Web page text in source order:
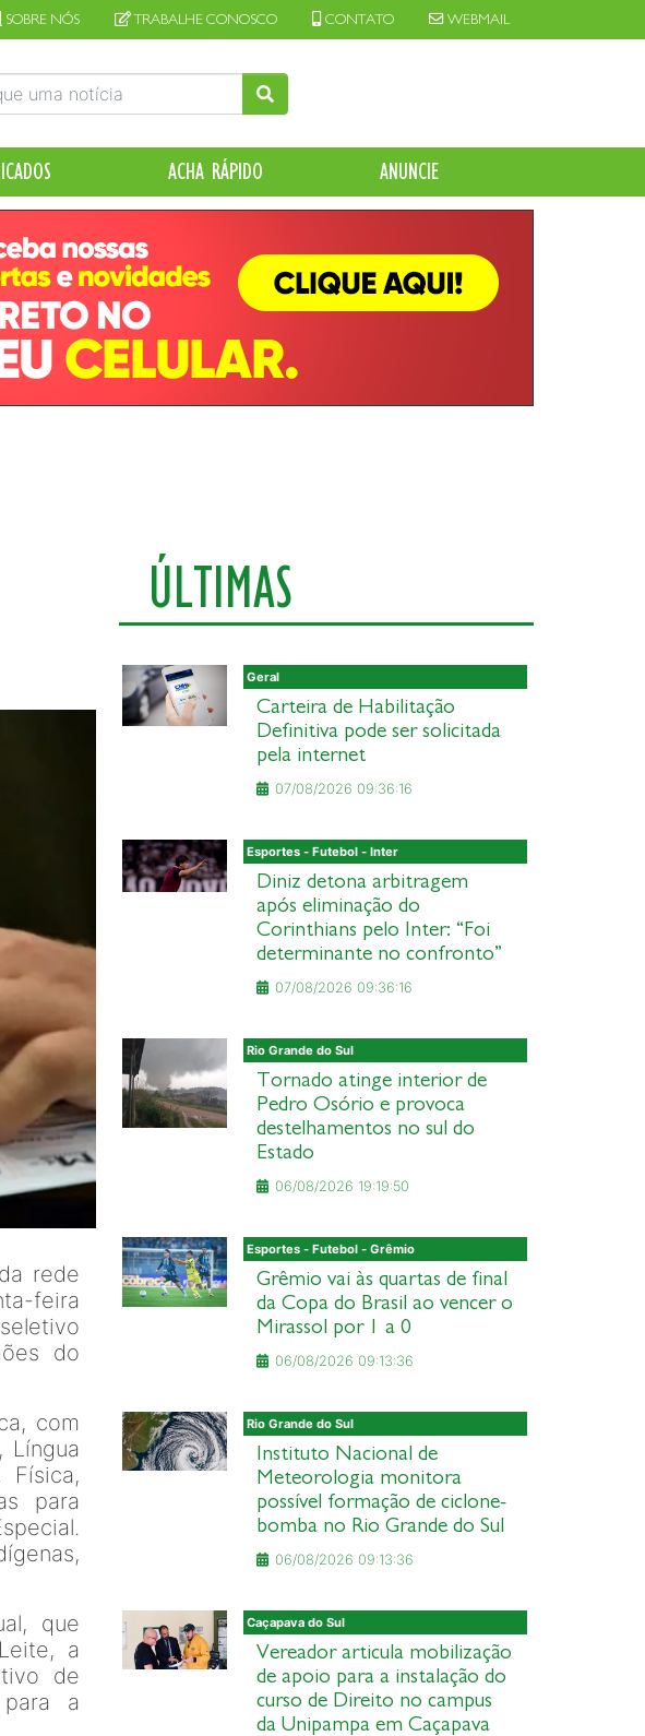
SOBRE NÓS TRABALHE CONOSCO CONTATO WEBMAIL
ACHA RÁPIDO ANUNCIE
rede
feira
do
com
Língua
Física,
para
que
a
de
a
ÚLTIMAS
Geral
Carteira de Habilitação
Definitiva pode ser solicitada
pela internet
07/08/2026 09:36:16
Esportes - Futebol - Inter
Diniz detona arbitragem
após eliminação do
Corinthians pelo Inter: “Foi
determinante no confronto”
07/08/2026 09:36:16
Rio Grande do Sul
Tornado atinge interior de
Pedro Osório e provoca
destelhamentos no sul do
Estado
06/08/2026 19:19:50
Esportes - Futebol - Grêmio
Grêmio vai às quartas de final
da Copa do Brasil ao vencer o
Mirassol por 1 a 0
06/08/2026 09:13:36
Rio Grande do Sul
Instituto Nacional de
Meteorologia monitora
possível formação de ciclone-
bomba no Rio Grande do Sul
06/08/2026 09:13:36
Caçapava do Sul
Vereador articula mobilização
de apoio para a instalação do
curso de Direito no campus
da Unipampa em Caçapava